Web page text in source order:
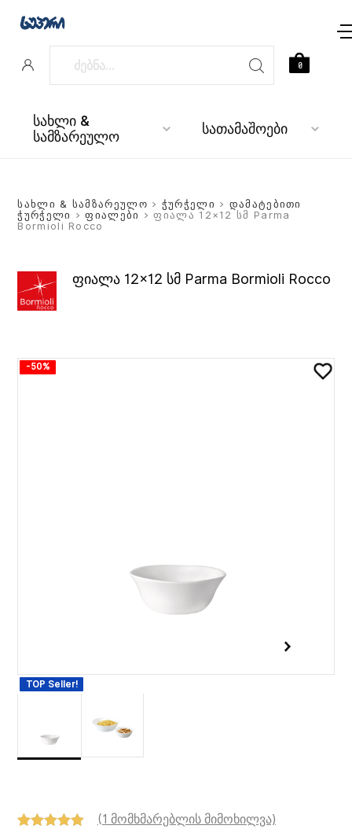
სახლი &
სამზარეულო სათამაშოები
0
სახლი & სამზარეულო > ჭურჭელი > დამატებითი
ჭურჭელი >ფიალები > ფიალა 12×12 სმ Parma
Bormioli Rocco
ფიალა 12×12 სმ Parma Bormioli Rocco
-50%
TOP Seller!
(1 მომხმარებლის მიმოხილვა)